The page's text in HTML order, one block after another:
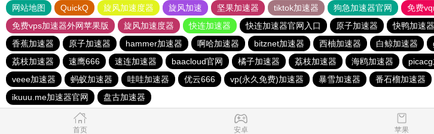
网站地图 QuickQ 旋风加速度器 旋风加速 坚果加速器 tiktok加速器 狗急加速器官网 免费
免费vps加速器外网苹果版
旋风加速度器 快连加速器 快连加速器官网入口 原子加速器 快鸭加速器
香蕉加速器
原子加速器 hammer加速器 啊哈加速器 bitznet加速器 西柚加速器 白鲸加速器
荔枝加速器
速鹰666 速连加速器 baacloud官网 橘子加速器 荔枝加速器 海鸥加速器
veee加速器
蚂蚁加速器 哇哇加速器 优云666 vp(永久免费)加速器 暴雪加速器 番石榴加速器
ikuuu.me加速器官网
盘古加速器
首页 安卓 苹果